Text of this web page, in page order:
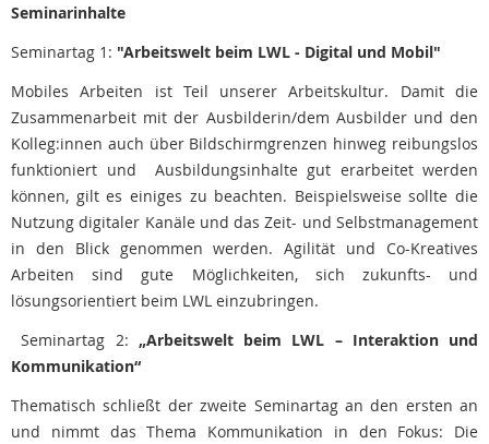
Seminarinhalte
Seminartag 1: "Arbeitswelt beim LWL - Digital und Mobil"
Mobiles Arbeiten ist Teil unserer Arbeitskultur. Damit die
Zusammenarbeit mit der Ausbilderin/dem Ausbilder und den
Kolleg:innen auch über Bildschirmgrenzen hinweg reibungslos
funktioniert und Ausbildungsinhalte gut erarbeitet werden
können, gilt es einiges zu beachten. Beispielsweise sollte die
Nutzung digitaler Kanäle und das Zeit- und Selbstmanagement
in den Blick genommen werden. Agilität und Co-Kreatives
Arbeiten sind gute Möglichkeiten, sich zukunfts- und
lösungsorientiert beim LWL einzubringen.
Seminartag 2: „Arbeitswelt beim LWL – Interaktion und
Kommunikation“
Thematisch schließt der zweite Seminartag an den ersten an
und nimmt das Thema Kommunikation in den Fokus: Die